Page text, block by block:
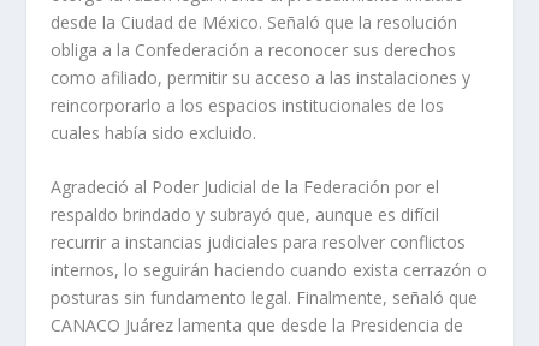
desde la Ciudad de México. Señaló que la resolución
obliga a la Confederación a reconocer sus derechos
como afiliado, permitir su acceso a las instalaciones y
reincorporarlo a los espacios institucionales de los
cuales había sido excluido.
Agradeció al Poder Judicial de la Federación por el
respaldo brindado y subrayó que, aunque es difícil
recurrir a instancias judiciales para resolver conflictos
internos, lo seguirán haciendo cuando exista cerrazón o
posturas sin fundamento legal. Finalmente, señaló que
CANACO Juárez lamenta que desde la Presidencia de